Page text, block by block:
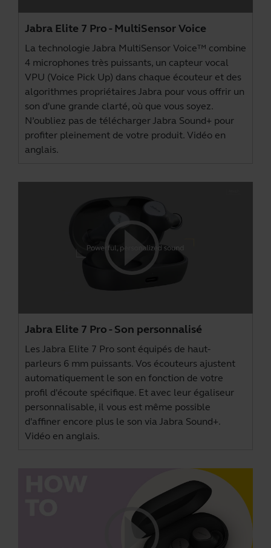
Jabra Elite 7 Pro - MultiSensor Voice
La technologie Jabra MultiSensor Voice™ combine
4 microphones très puissants, un capteur vocal
VPU (Voice Pick Up) dans chaque écouteur et des
algorithmes propriétaires Jabra pour vous offrir un
son d'une grande clarté, où que vous soyez.
N’oubliez pas de télécharger Jabra Sound+ pour
profiter pleinement de votre produit. Vidéo en
anglais.
Jabra Elite 7 Pro - Son personnalisé
Les Jabra Elite 7 Pro sont équipés de haut-
parleurs 6 mm puissants. Vos écouteurs ajustent
automatiquement le son en fonction de votre
profil d'écoute spécifique. Et avec leur égaliseur
personnalisable, il vous est même possible
d'affiner encore plus le son via Jabra Sound+.
Vidéo en anglais.